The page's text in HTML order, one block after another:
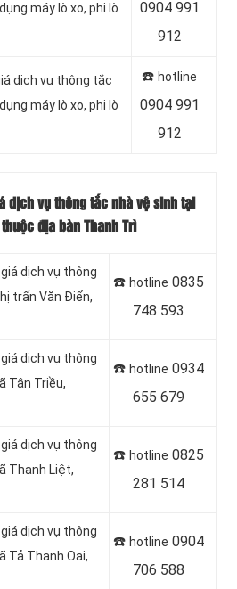
máy lò xo, phi lò
0904 991
912
dịch vụ thông tắc
máy lò xo, phi lò
☎️ hotline
0904 991
912
dịch vụ thông tắc nhà vệ sinh tại
địa bàn Thanh Trì
dịch vụ thông
trấn Văn Điển,
☎️ hotline 0835
748 593
dịch vụ thông
Tân Triều,
☎️ hotline 0934
655 679
dịch vụ thông
Thanh Liệt,
☎️ hotline 0825
281 514
dịch vụ thông
Tả Thanh Oai,
☎️ hotline 0904
706 588